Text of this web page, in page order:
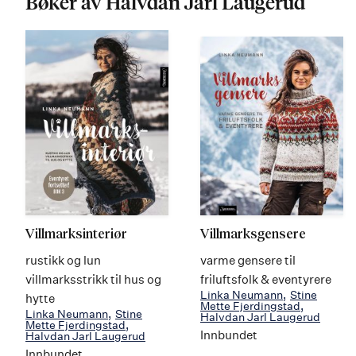
Bøker av Halvdan Jarl Laugerud
Villmarksinteriør
rustikk og lun
villmarksstrikk til hus og
hytte
Linka Neumann Stine
Mette Fjerdingstad
Halvdan Jarl Laugerud
Villmarksgensere
varme gensere til
friluftsfolk & eventyrere
Linka Neumann Stine
Mette Fjerdingstad
Halvdan Jarl Laugerud
Innbundet